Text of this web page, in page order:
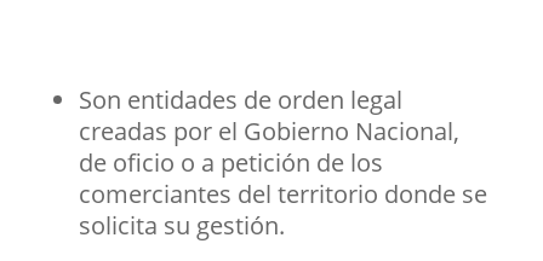
Son entidades de orden legal
creadas por el Gobierno Nacional,
de oficio o a petición de los
comerciantes del territorio donde se
solicita su gestión.